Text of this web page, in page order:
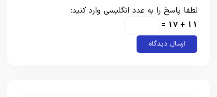
لطفا پاسخ را به عدد انگلیسی وارد کنید:
11 + 17 =